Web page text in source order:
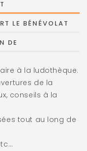
LE BÉNÉVOLAT
DE
à la ludothèque.
de la
conseils à la
tout au long de